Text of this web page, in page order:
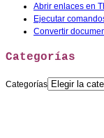
Abrir enlaces en
Ejecutar
Convertir
Categorías
Categorías